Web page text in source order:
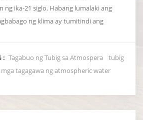
ng ika-21 siglo. Habang lumalaki ang
ng klima ay tumitindi ang
makabagong teknolohiya na
ito ay ang Tagabuo ng Tubig sa
aparato ...
: Tagabuo ng Tubig sa Atmospera
tubig
mga tagagawa ng atmospheric water